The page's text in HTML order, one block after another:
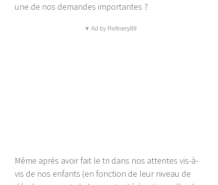
une de nos demandes importantes ?
▼ Ad by Refinery89
Même après avoir fait le tri dans nos attentes vis-à-
vis de nos enfants (en fonction de leur niveau de